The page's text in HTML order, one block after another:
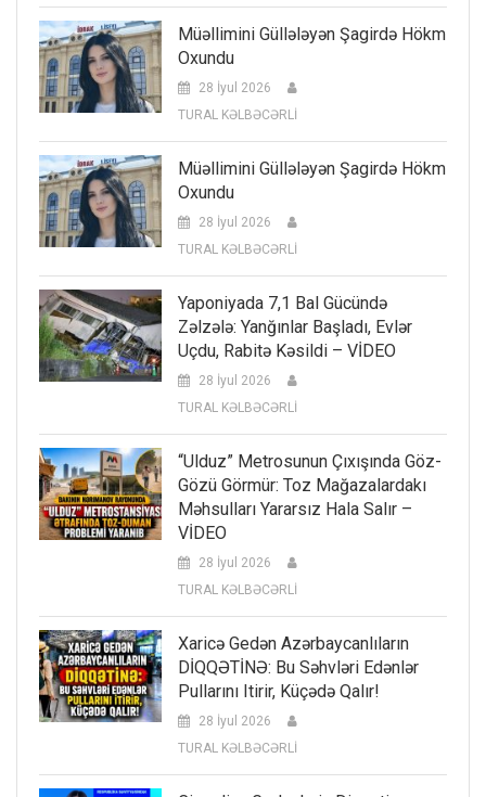
Müəllimini Güllələyən Şagirdə Hökm
Oxundu
28 İyul 2026
TURAL KƏLBƏCƏRLİ
Müəllimini Güllələyən Şagirdə Hökm
Oxundu
28 İyul 2026
TURAL KƏLBƏCƏRLİ
Yaponiyada 7,1 Bal Gücündə
Zəlzələ: Yanğınlar Başladı, Evlər
Uçdu, Rabitə Kəsildi – VİDEO
28 İyul 2026
TURAL KƏLBƏCƏRLİ
“Ulduz” Metrosunun Çıxışında Göz-
Gözü Görmür: Toz Mağazalardakı
Məhsulları Yararsız Hala Salır –
VİDEO
28 İyul 2026
TURAL KƏLBƏCƏRLİ
Xaricə Gedən Azərbaycanlıların
DİQQƏTİNƏ: Bu Səhvləri Edənlər
Pullarını Itirir, Küçədə Qalır!
28 İyul 2026
TURAL KƏLBƏCƏRLİ